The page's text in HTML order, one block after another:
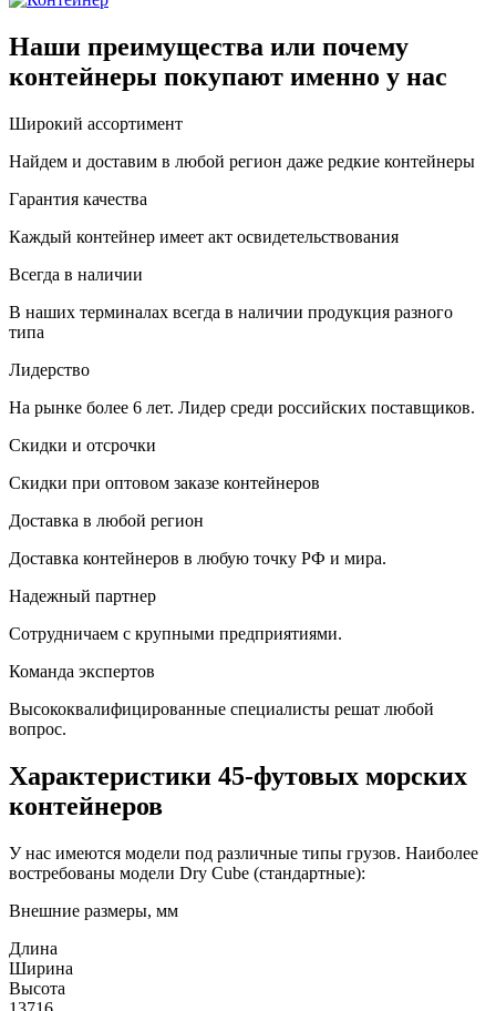
Наши преимущества или почему
контейнеры покупают именно у нас
Широкий ассортимент
Найдем и доставим в любой регион даже редкие контейнеры
Гарантия качества
Каждый контейнер имеет акт освидетельствования
Всегда в наличии
В наших терминалах всегда в наличии продукция разного
типа
Лидерство
На рынке более 6 лет. Лидер среди российских поставщиков.
Скидки и отсрочки
Скидки при оптовом заказе контейнеров
Доставка в любой регион
Доставка контейнеров в любую точку РФ и мира.
Надежный партнер
Сотрудничаем с крупными предприятиями.
Команда экспертов
Высококвалифицированные специалисты решат любой
вопрос.
Характеристики 45-футовых морских
контейнеров
У нас имеются модели под различные типы грузов. Наиболее
востребованы модели Dry Cube (стандартные):
Внешние размеры, мм
Длина
Ширина
Высота